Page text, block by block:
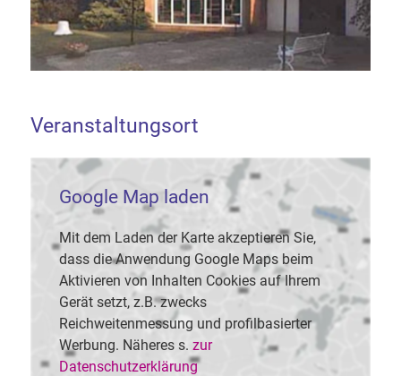
Veranstaltungsort
Google Map laden
Mit dem Laden der Karte akzeptieren Sie,
dass die Anwendung Google Maps beim
Aktivieren von Inhalten Cookies auf Ihrem
Gerät setzt, z.B. zwecks
Reichweitenmessung und profilbasierter
Werbung. Näheres s. zur
Datenschutzerklärung